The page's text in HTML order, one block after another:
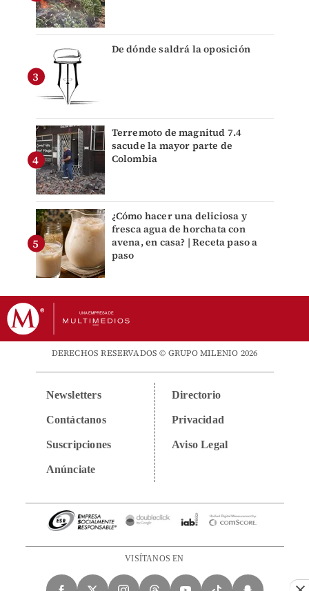
De dónde saldrá la oposición
Terremoto de magnitud 7.4
sacude la mayor parte de
Colombia
¿Cómo hacer una deliciosa y
fresca agua de horchata con
avena, en casa? | Receta paso a
paso
DERECHOS RESERVADOS © GRUPO MILENIO 2026
Newsletters
Contáctanos
Suscripciones
Anúnciate
Directorio
Privacidad
Aviso Legal
VISÍTANOS EN